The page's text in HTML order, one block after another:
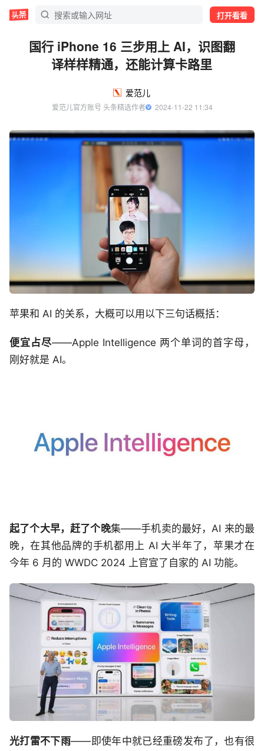
打开看看
国行 iPhone 16 三步用上 AI，识图翻
译样样精通，还能计算卡路里
爱范儿
爱范儿官方账号 头条精选作者
  2024-11-22 11:34
苹果和 AI 的关系，大概可以用以下三句话概括：
便宜占尽——Apple Intelligence 两个单词的首字母，
刚好就是 AI。
起了个大早，赶了个晚集——手机卖的最好，AI 来的最
晚，在其他品牌的手机都用上 AI 大半年了，苹果才在
今年 6 月的 WWDC 2024 上官宣了自家的 AI 功能。
光打雷不下雨——即使年中就已经重磅发布了，也有很